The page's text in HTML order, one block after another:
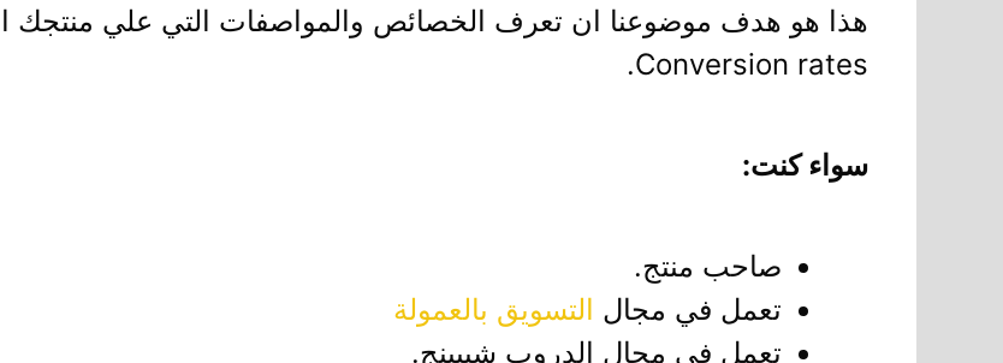
هذا هو هدف موضوعنا ان تعرف الخصائص والمواصفات التي علي منتجك
Conversion rates.
سواء كنت:
صاحب منتج.
تعمل في مجال التسويق بالعمولة
تعمل في مجال الدروب شيبينج.